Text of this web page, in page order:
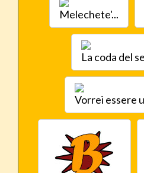
Melechete'...
La coda del
Vorrei essere